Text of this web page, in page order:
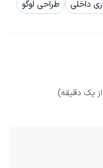
داخلی
طراحی لوگو
یک دقیقه)